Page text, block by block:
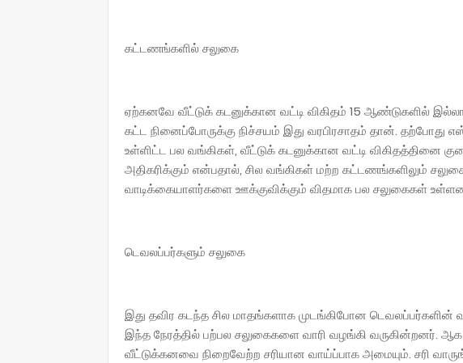
கட்டணங்களில் சலுகை
ஏற்கனவே வீட்டுக் கடனுக்கான வட்டி விகிதம் 15 ஆண்டுகளில்
கட்ட நினைப்போருக்கு நிச்சயம் இது வரபிரசாதம் தான். தற்போது
உள்ளிட்ட பல வங்கிகள், வீட்டுக் கடனுக்கான வட்டி விகிதத்தினை
அதிகரிக்கும் என்பதால், சில வங்கிகள் மற்ற கட்டணங்களிலும்
வாடிக்கையாளர்களை ஊக்குவிக்கும் விதமாக பல சலுகைகள்
டெவலப்பர்களும் சலுகை
இது தவிர கடந்த சில மாதங்களாக முடங்கிபோன
இந்த நேரத்தில் பற்பல சலுகைகளை வாரி வழங்கி வருகின்றனர்.
வீட்டுக்கனவை நிறைவேற்ற சரியான வாய்ப்பாக அமையும். சரி